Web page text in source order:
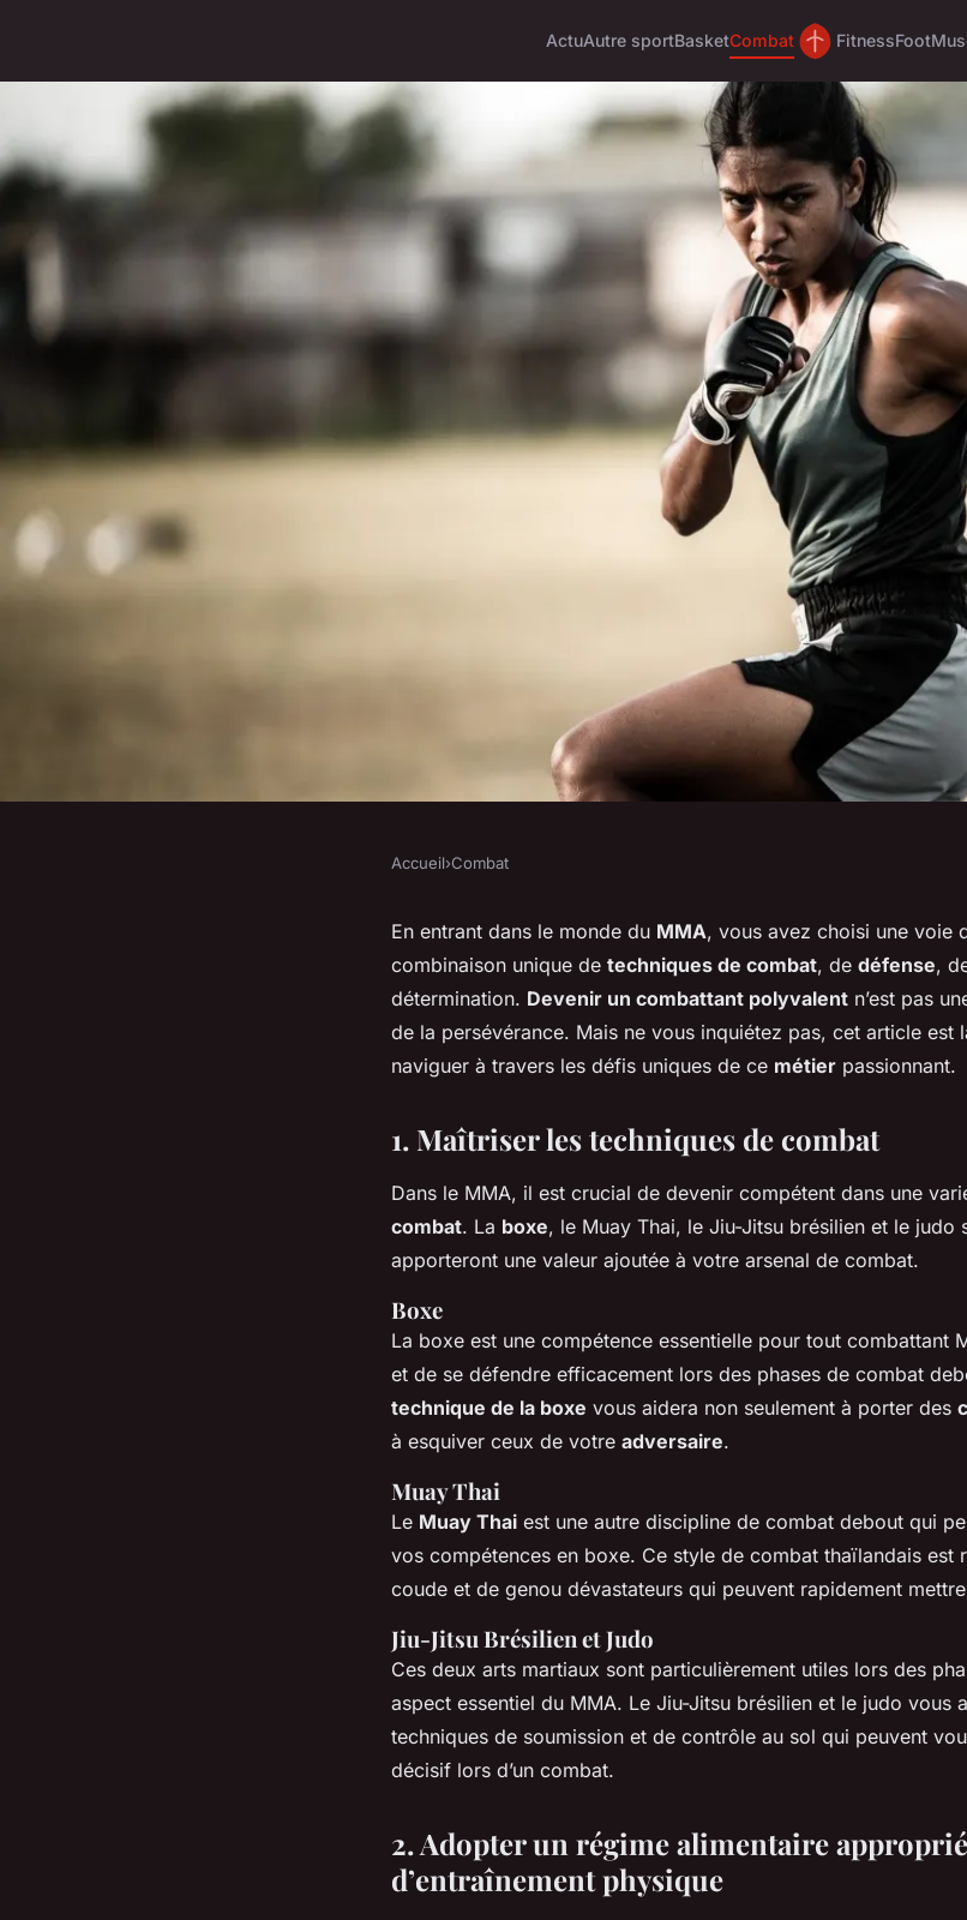
ActuAutre sportBasketCombat FitnessFoot
les clés pour devenir un combattant
Accueil›Combat
En entrant dans le monde du MMA, vous avez choisi une voie
combinaison unique de techniques de combat, de défense,
détermination. Devenir un combattant polyvalent n’est pas
de la persévérance. Mais ne vous inquiétez pas, cet article est
naviguer à travers les défis uniques de ce métier passionnant.
1. Maîtriser les techniques de combat
Dans le MMA, il est crucial de devenir compétent dans une
combat. La boxe, le Muay Thai, le Jiu-Jitsu brésilien et le judo
apporteront une valeur ajoutée à votre arsenal de combat.
Boxe
La boxe est une compétence essentielle pour tout combattant
et de se défendre efficacement lors des phases de combat
technique de la boxe vous aidera non seulement à porter des
à esquiver ceux de votre adversaire.
Muay Thai
Le Muay Thai est une autre discipline de combat debout qui
vos compétences en boxe. Ce style de combat thaïlandais est
coude et de genou dévastateurs qui peuvent rapidement
Jiu-Jitsu Brésilien et Judo
Ces deux arts martiaux sont particulièrement utiles lors des
aspect essentiel du MMA. Le Jiu-Jitsu brésilien et le judo vous
techniques de soumission et de contrôle au sol qui peuvent
décisif lors d’un combat.
2. Adopter un régime alimentaire
d’entraînement physique